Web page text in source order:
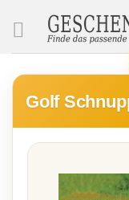
Golf